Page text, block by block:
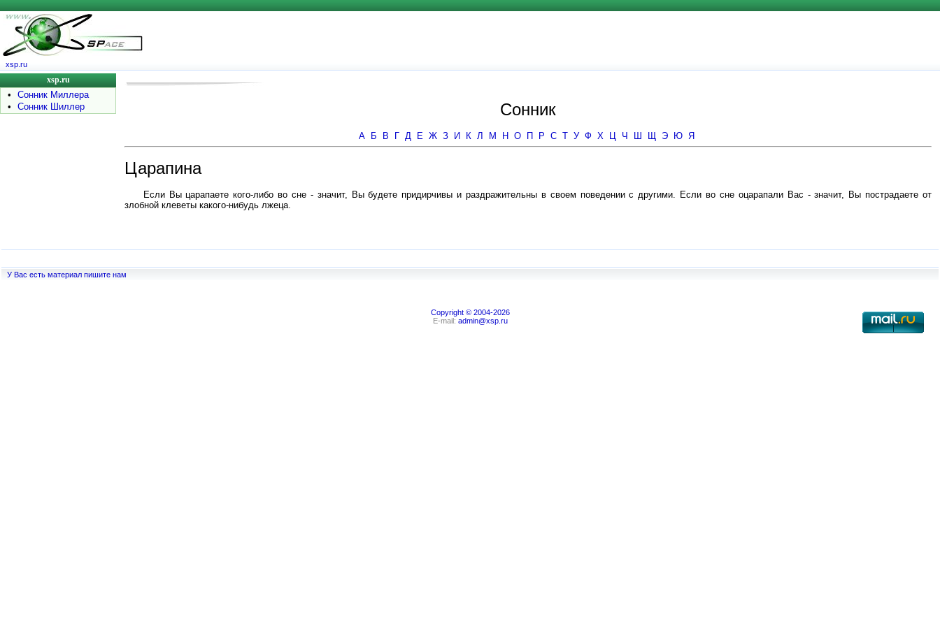
xsp.ru
xsp.ru
•
Сонник Миллера
•
Сонник Шиллер Сонник
А Б В Г Д Е Ж З И К Л М Н О П Р С Т У Ф Х Ц Ч Ш Щ Э Ю Я
Царапина
Если Вы царапаете кого-либо во сне - значит, Вы будете придирчивы и раздражительны в своем поведении с другими. Если во сне оцарапали Вас - значит, Вы пострадаете от
злобной клеветы какого-нибудь лжеца.
У Вас есть материал пишите нам
Copyright © 2004-2026
E-mail: admin@xsp.ru